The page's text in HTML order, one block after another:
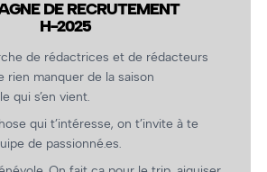
DE RECRUTEMENT
H-2025
de rédactrices et de rédacteurs
rien manquer de la saison
qui s’en vient.
qui t’intéresse, on t’invite à te
de passionné.es.